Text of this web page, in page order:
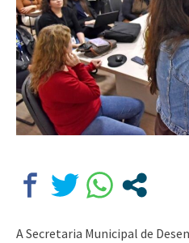
A Secretaria Municipal de